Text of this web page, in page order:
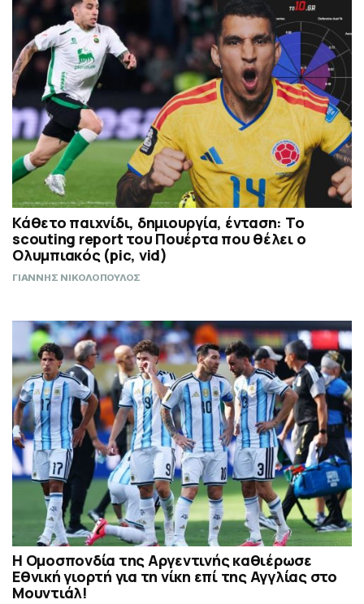
Κάθετο παιχνίδι, δημιουργία, ένταση: Το
scouting report του Πουέρτα που θέλει ο
Ολυμπιακός (pic, vid)
ΓΙΑΝΝΗΣ ΝΙΚΟΛΟΠΟΥΛΟΣ
Η Ομοσπονδία της Αργεντινής καθιέρωσε
Εθνική γιορτή για τη νίκη επί της Αγγλίας στο
Μουντιάλ!